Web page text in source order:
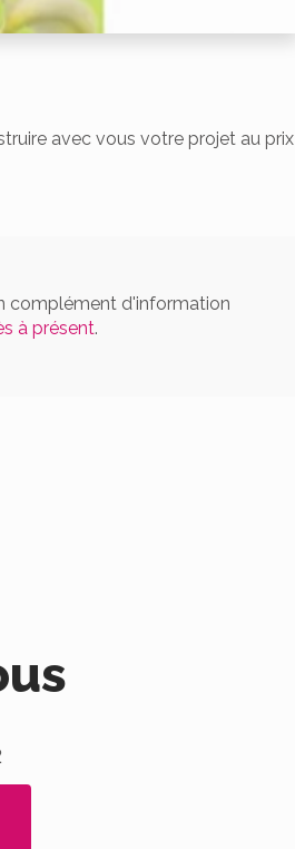
avec vous votre projet au prix
complément d'information
à présent.